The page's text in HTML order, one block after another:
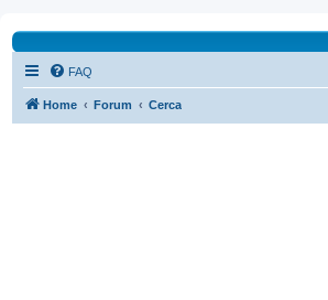
FAQ
Home Forum Cerca